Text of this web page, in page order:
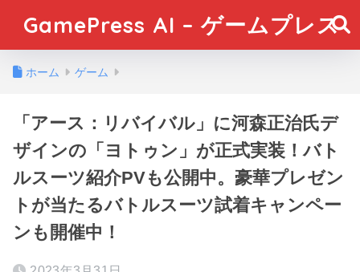
GamePress AI – ゲームプレス
ホーム ゲーム
「アース：リバイバル」に河森正治氏デ
ザインの「ヨトゥン」が正式実装！バト
ルスーツ紹介PVも公開中。豪華プレゼン
トが当たるバトルスーツ試着キャンペー
ンも開催中！